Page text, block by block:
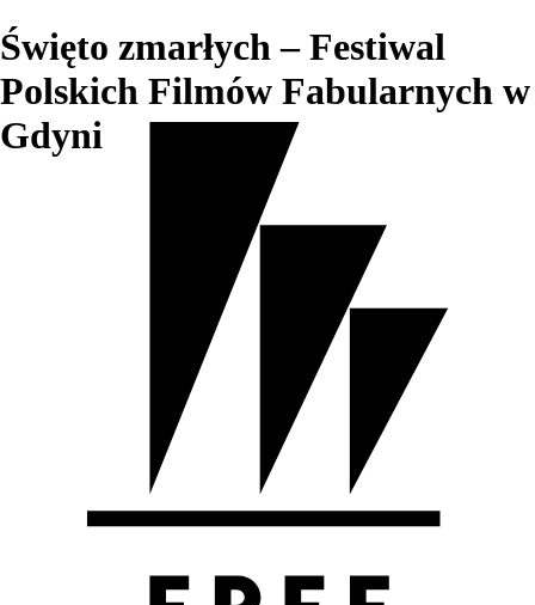
Święto zmarłych – Festiwal
Polskich Filmów Fabularnych w
Gdyni